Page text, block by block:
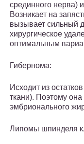
срединного нерва)
Возникает на
вызывает сильный
хирургическое
оптимальным
Гибернома:
Исходит из
ткани). Поэтому
эмбрионального
Липомы шпинделя